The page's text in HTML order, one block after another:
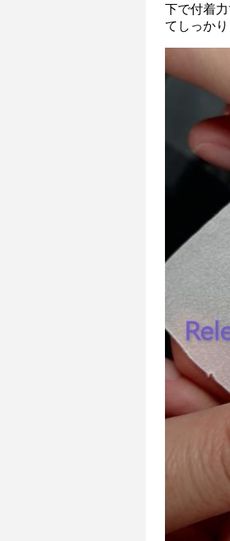
下で付着
てしっか